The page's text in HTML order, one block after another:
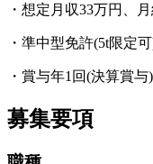
・想定月収33万円、
・準中型免許(5t限定
・賞与年1回(決算賞
募集要項